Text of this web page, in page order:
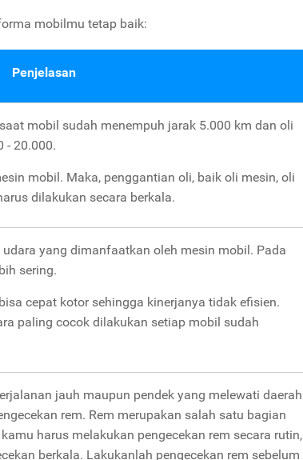
mobilmu tetap baik:
Penjelasan
saat mobil sudah menempuh jarak 5.000 km dan oli
- 20.000.
mobil. Maka, penggantian oli, baik oli mesin, oli
dilakukan secara berkala.
yang dimanfaatkan oleh mesin mobil. Pada
sering.
cepat kotor sehingga kinerjanya tidak efisien.
paling cocok dilakukan setiap mobil sudah
jauh maupun pendek yang melewati daerah
rem. Rem merupakan salah satu bagian
harus melakukan pengecekan rem secara rutin,
berkala. Lakukanlah pengecekan rem sebelum